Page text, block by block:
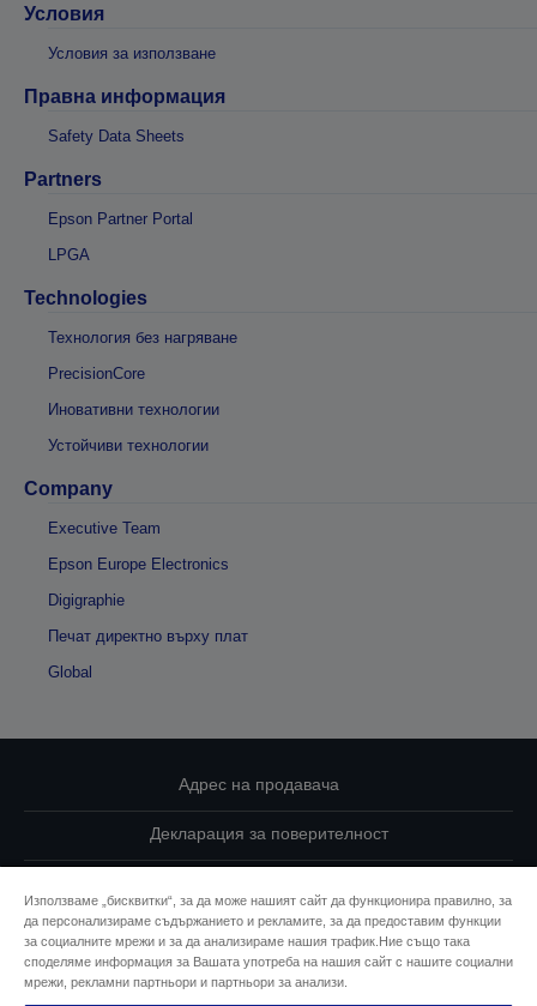
Условия
Условия за използване
Правна информация
Safety Data Sheets
Partners
Epson Partner Portal
LPGA
Technologies
Технология без нагряване
PrecisionCore
Иновативни технологии
Устойчиви технологии
Company
Executive Team
Epson Europe Electronics
Digigraphie
Печат директно върху плат
Global
Адрес на продавача
Декларация за поверителност
Свържете се с нас за Вашите данни
Информация за бисквитките
Използваме „бисквитки“, за да може нашият сайт да функционира правилно, за
да персонализираме съдържанието и рекламите, за да предоставим функции
за социалните мрежи и за да анализираме нашия трафик.Ние също така
споделяме информация за Вашата употреба на нашия сайт с нашите социални
мрежи, рекламни партньори и партньори за анализи.